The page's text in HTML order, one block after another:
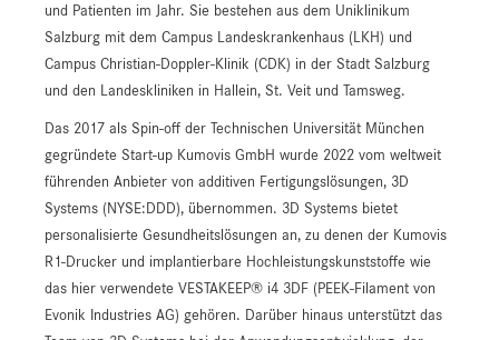
und Patienten im Jahr. Sie bestehen aus dem Uniklinikum
Salzburg mit dem Campus Landeskrankenhaus (LKH) und
Campus Christian-Doppler-Klinik (CDK) in der Stadt Salzburg
und den Landeskliniken in Hallein, St. Veit und Tamsweg.
Das 2017 als Spin-off der Technischen Universität München
gegründete Start-up Kumovis GmbH wurde 2022 vom weltweit
führenden Anbieter von additiven Fertigungslösungen, 3D
Systems (NYSE:DDD), übernommen. 3D Systems bietet
personalisierte Gesundheitslösungen an, zu denen der Kumovis
R1-Drucker und implantierbare Hochleistungskunststoffe wie
das hier verwendete VESTAKEEP® i4 3DF (PEEK-Filament von
Evonik Industries AG) gehören. Darüber hinaus unterstützt das